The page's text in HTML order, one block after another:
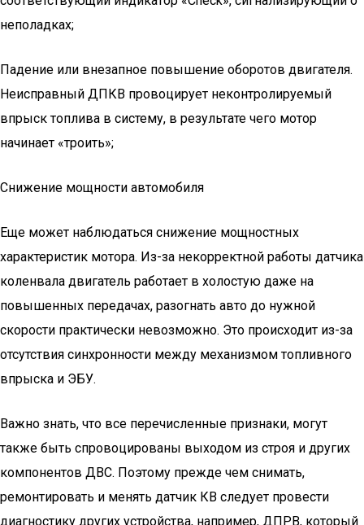
неполадках;
Падение или внезапное повышение оборотов двигателя.
Неисправный ДПКВ провоцирует неконтролируемый
впрыск топлива в систему, в результате чего мотор
начинает «троить»;
Снижение мощности автомобиля
Еще может наблюдаться снижение мощностных
характеристик мотора. Из-за некорректной работы датчика
коленвала двигатель работает в холостую даже на
повышенных передачах, разогнать авто до нужной
скорости практически невозможно. Это происходит из-за
отсутствия синхронности между механизмом топливного
впрыска и ЭБУ.
Важно знать, что все перечисленные признаки, могут
также быть спровоцированы выходом из строя и других
компонентов ДВС. Поэтому прежде чем снимать,
ремонтировать и менять датчик КВ следует провести
диагностику других устройства, например, ДПРВ, который